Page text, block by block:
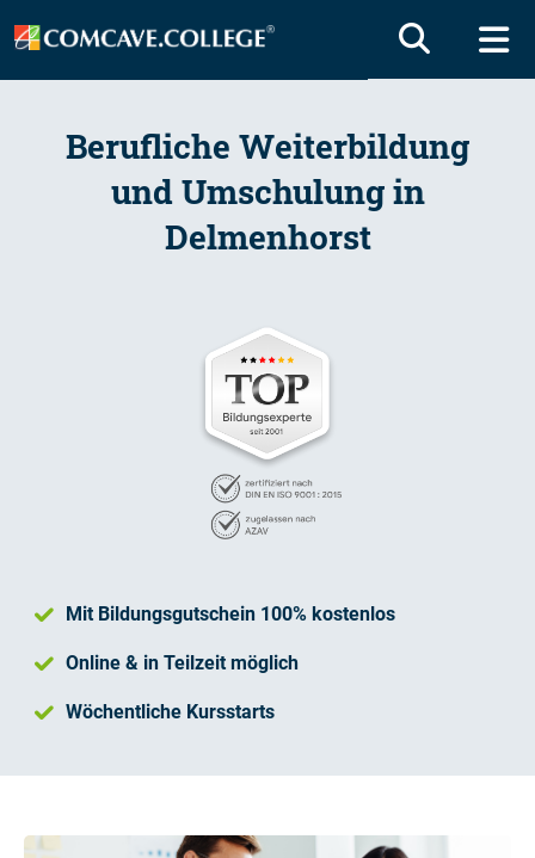
Berufliche Weiterbildung
und Umschulung in
Delmenhorst
Mit Bildungsgutschein 100% kostenlos
Online & in Teilzeit möglich
Wöchentliche Kursstarts